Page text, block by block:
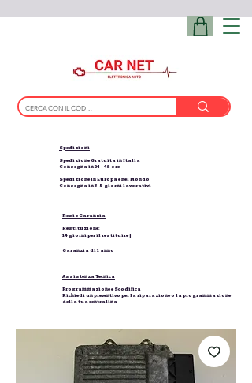
Spedizioni
Spedizione Gratuita in Italia
Consegna in 24 - 48 ore
Spedizione in Europa e nel Mondo
Consegna in 3-5 giorni lavorativi
Resi e Garanzia
Restituzione:
14 giorni per il restituire |
Garanzia di 1 anno
Assistenza Tecnica
Programmazione e Scodifica
Richiedi un preventivo per la riparazione o la programmazione
della tua centralina